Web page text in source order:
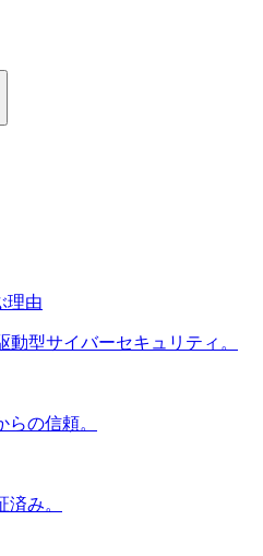
理由
動型サイバーセキュリティ。
の信頼。
み。